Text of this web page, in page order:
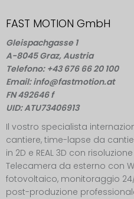
FAST MOTION GmbH
Gleispachgasse 1
A-8045 Graz, Austria
Telefono: +43 676 66 20 100
Email: info@fastmotion.at
FN 492646 f
UID: ATU73406913
Il vostro specialista
cantiere, time-lapse da
in 2D e REAL 3D con
Telecamera da esterno con
fotovoltaico, monitoraggio
post-produzione